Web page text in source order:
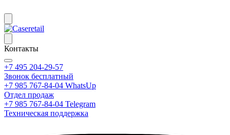
Контакты
+7 495 204-29-57
Звонок бесплатный
+7 985 767-84-04 WhatsUp
Отдел продаж
+7 985 767-84-04 Telegram
Техническая поддержка